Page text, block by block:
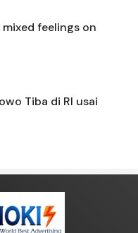
feelings on
Tiba di RI usai